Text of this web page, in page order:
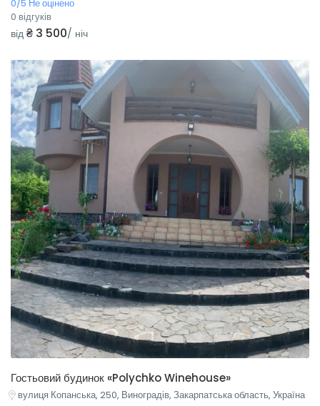
0/5 Не оцінено
0 відгуків
від ₴ 3 500/ ніч
Гостьовий будинок «Polychko Winehouse»
вулиця Копанська, 250, Виноградів, Закарпатська область, Україна